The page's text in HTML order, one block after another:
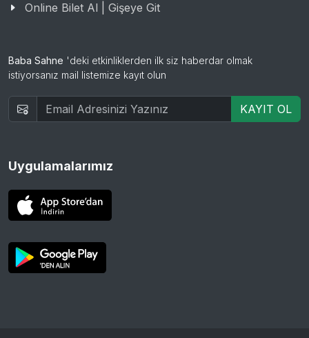
Online Bilet Al | Gişeye Git
Baba Sahne 'deki etkinliklerden ilk siz haberdar olmak
istiyorsanız mail listemize kayıt olun
KAYIT OL
Uygulamalarımız